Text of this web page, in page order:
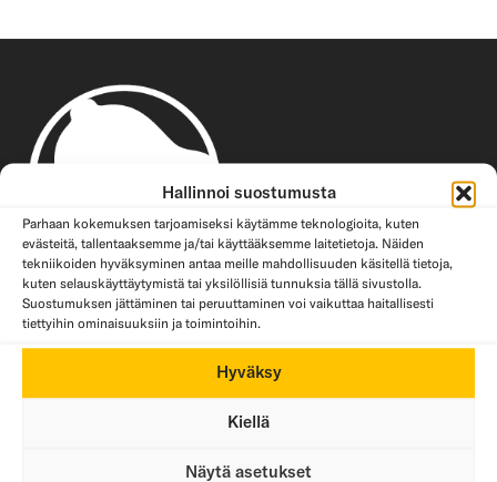
Hallinnoi suostumusta
Parhaan kokemuksen tarjoamiseksi käytämme teknologioita, kuten
evästeitä, tallentaaksemme ja/tai käyttääksemme laitetietoja. Näiden
tekniikoiden hyväksyminen antaa meille mahdollisuuden käsitellä tietoja,
kuten selauskäyttäytymistä tai yksilöllisiä tunnuksia tällä sivustolla.
Suostumuksen jättäminen tai peruuttaminen voi vaikuttaa haitallisesti
tiettyihin ominaisuuksiin ja toimintoihin.
Hyväksy
Kiellä
Näytä asetukset
Taco Bell on valloittanut suomalaisten sydämiä vuodesta